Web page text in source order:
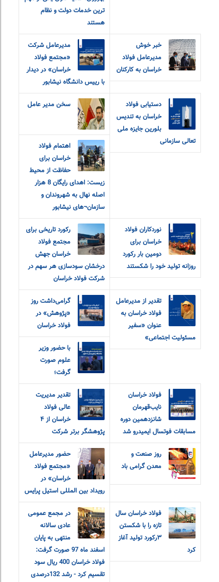
ترین خدمات دولت و نظام
هستند
خبر خوش
مدیرعامل فولاد
خراسان به کارکنان
مدیرعامل شرکت
«مجتمع فولاد
خراسان» در دیدار
با رییس دانشگاه نیشابور
دستیابی فولاد
خراسان به تندیس
بلورین جایزه ملی
تعالی سازمانی
سخن مدیر عامل
اهتمام فولاد
خراسان برای
حفاظت از محیط
زیست: اهدای رایگان 8 هزار
اصله نهال به شهروندان و
سازمان¬های نیشابور
نوردکاران فولاد
خراسان برای
دومین بار رکورد
روزانه تولید خود را شکستند
رکورد تاریخی برای
مجتمع فولاد
خراسان جهش
درخشان سودسازی هر سهم در
شرکت فولاد خراسان
تقدیر از مدیرعامل
فولاد خراسان به
عنوان «سفیر
مسئولیت اجتماعی»
گرامی‌داشت روز
«پژوهش» در
فولاد خراسان
با حضور وزیر
علوم صورت
گرفت؛
فولاد خراسان
نایب‌قهرمان
شانزدهمین دوره
مسابقات فوتسال ایمیدرو شد
تقدیر مدیریت
عالی فولاد
خراسان از ۴
پژوهشگر برتر شرکت
روز صنعت و
معدن گرامی باد
حضور مدیرعامل
«مجتمع فولاد
خراسان» در
رویداد بین المللی استیل پرایس
فولاد خراسان سال
تازه را با شکستن
۳رکورد تولید آغاز
کرد
در مجمع عمومی
عادی سالانه
منتهی به پایان
اسفند ماه 97 صورت گرفت:
فولاد خراسان 400 ریال سود
تقسیم کرد - رشد 132درصدی